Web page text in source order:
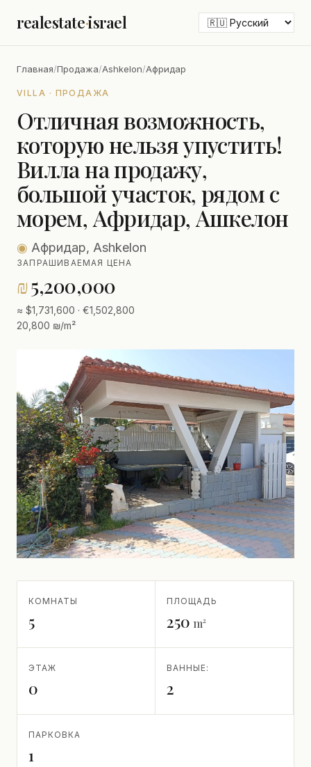
realestate·israel
Главная/Продажа/Ashkelon/Афридар
VILLA · ПРОДАЖА
Отличная возможность,
которую нельзя упустить!
Вилла на продажу,
большой участок, рядом с
морем, Афридар, Ашкелон
◉ Афридар, Ashkelon
ЗАПРАШИВАЕМАЯ ЦЕНА
₪5,200,000
≈ $1,731,600 · €1,502,800
20,800 ₪/m²
КОМНАТЫ
5
ПЛОЩАДЬ
250 m²
ЭТАЖ
0
ВАННЫЕ:
2
ПАРКОВКА
1